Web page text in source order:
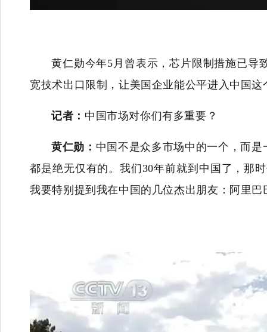
黄仁勋今年5月曾表示，芯片限制措施已导
宽技术出口限制，让美国企业能公平进入中国
记者： 中国市场对你们有多重要？
黄仁勋： 中国不是众多市场中的一个，而
都是绝无仅有的。我们30年前就到中国了，那
我要特别提到我在中国的几位杰出朋友：阿里